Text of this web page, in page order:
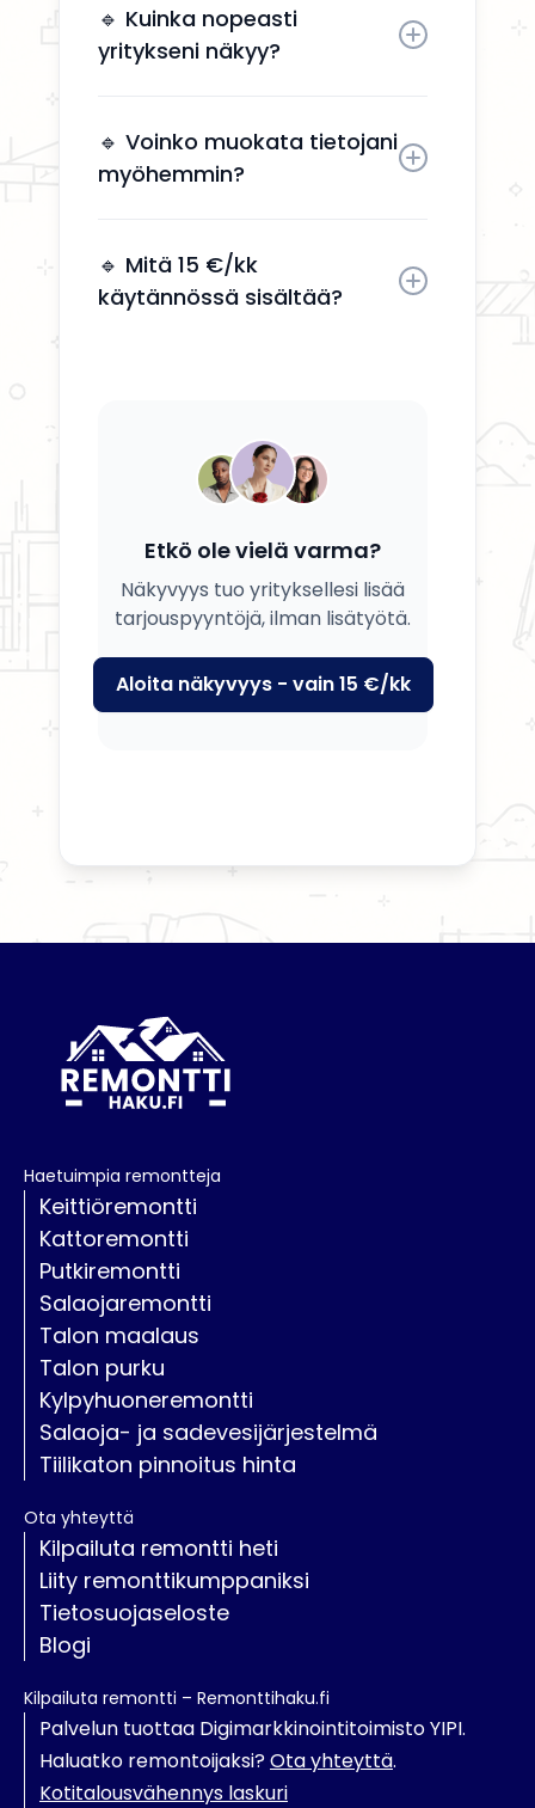
yhteydenottoja ilman, että sinun
tarvitsee käyttää aikaa
markkinointiin.
🔹 Kuinka nopeasti
yritykseni näkyy?
kuluessa aktivoinnin jälkeen.
🔹 Voinko muokata tietojani
myöhemmin?
ja kuvauksesi milloin tahansa.
🔹 Mitä 15 €/kk
käytännössä sisältää?
Etkö ole vielä varma?
Näkyvyys tuo yrityksellesi lisää
tarjouspyyntöjä, ilman lisätyötä.
Aloita näkyvyys - vain 15 €/kk
Haetuimpia remontteja
Keittiöremontti
Kattoremontti
Putkiremontti
Salaojaremontti
Talon maalaus
Talon purku
Kylpyhuoneremontti
Salaoja- ja sadevesijärjestelmä
Tiilikaton pinnoitus hinta
Ota yhteyttä
Kilpailuta remontti heti
Liity remonttikumppaniksi
Tietosuojaseloste
Blogi
Kilpailuta remontti – Remonttihaku.fi
Palvelun tuottaa Digimarkkinointitoimisto YIPI.
Haluatko remontoijaksi?Ota yhteyttä.
Kotitalousvähennys laskuri